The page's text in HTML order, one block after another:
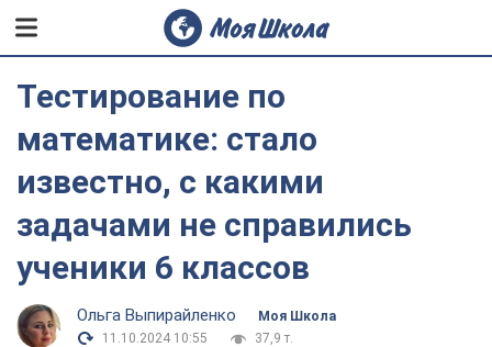
Тестирование по
математике: стало
известно, с какими
задачами не справились
ученики 6 классов
Ольга Выпирайленко
Моя Школа
11.10.2024 10:55
37,9 т.